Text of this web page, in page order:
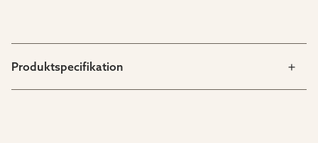
Season Botanic Wall
Season Botanic Elegant
Produktspecifikation